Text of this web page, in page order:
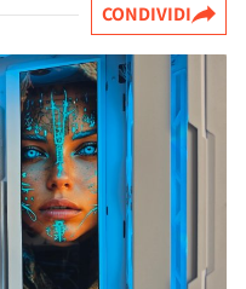
CONDIVIDI